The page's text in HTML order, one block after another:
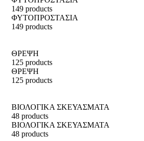
149 products
ΦΥΤΟΠΡΟΣΤΑΣΙΑ
149 products
ΘΡΕΨΗ
125 products
ΘΡΕΨΗ
125 products
ΒΙΟΛΟΓΙΚΑ ΣΚΕΥΑΣΜΑΤΑ
48 products
ΒΙΟΛΟΓΙΚΑ ΣΚΕΥΑΣΜΑΤΑ
48 products